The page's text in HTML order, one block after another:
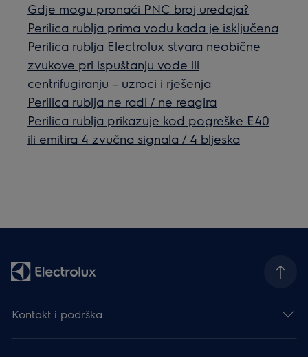
Gdje mogu pronaći PNC broj uređaja?
Perilica rublja prima vodu kada je isključena
Perilica rublja Electrolux stvara neobične
zvukove pri ispuštanju vode ili
centrifugiranju – uzroci i rješenja
Perilica rublja ne radi / ne reagira
Perilica rublja prikazuje kod pogreške E40
ili emitira 4 zvučna signala / 4 bljeska
Kontakt i podrška